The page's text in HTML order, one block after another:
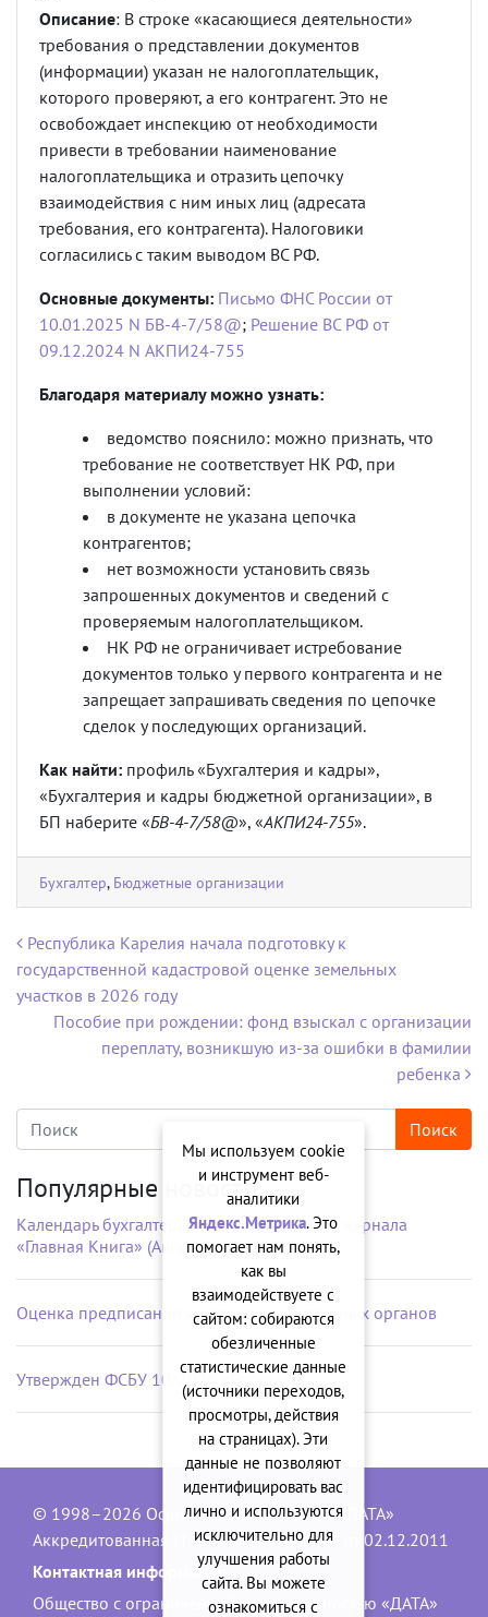
Описание: В строке «касающиеся деятельности»
требования о представлении документов
(информации) указан не налогоплательщик,
которого проверяют, а его контрагент. Это не
освобождает инспекцию от необходимости
привести в требовании наименование
налогоплательщика и отразить цепочку
взаимодействия с ним иных лиц (адресата
требования, его контрагента). Налоговики
согласились с таким выводом ВС РФ.
Основные документы: Письмо ФНС России от
10.01.2025 N БВ-4-7/58@; Решение ВС РФ от
09.12.2024 N АКПИ24-755
Благодаря материалу можно узнать:
ведомство пояснило: можно признать, что
требование не соответствует НК РФ, при
выполнении условий:
в документе не указана цепочка
контрагентов;
нет возможности установить связь
запрошенных документов и сведений с
проверяемым налогоплательщиком.
НК РФ не ограничивает истребование
документов только у первого контрагента и не
запрещает запрашивать сведения по цепочке
сделок у последующих организаций.
Как найти: профиль «Бухгалтерия и кадры»,
«Бухгалтерия и кадры бюджетной организации», в
БП наберите «БВ-4-7/58@», «АКПИ24-755».
Бухгалтер, Бюджетные организации
Навигация по записям
Республика Карелия начала подготовку к
государственной кадастровой оценке земельных
участков в 2026 году
Пособие при рождении: фонд взыскал с организации
переплату, возникшую из-за ошибки в фамилии
ребенка
Популярные новости
Календарь бухгалтера на рабочий стол от журнала
«Главная Книга» (Август 2026 г.)
Оценка предписаний контрольно-надзорных органов
Утвержден ФСБУ 10/2026 «Расходы»
© 1998–2026 Официальный сайт ООО «ДАТА»
Аккредитованная IT-компания, № 1840 от 02.12.2011
Контактная информация:
Общество с ограниченной ответственностью «ДАТА»
Мы используем cookie
и инструмент веб-
аналитики
Яндекс.Метрика. Это
помогает нам понять,
как вы
взаимодействуете с
сайтом: собираются
обезличенные
статистические данные
(источники переходов,
просмотры, действия
на страницах). Эти
данные не позволяют
идентифицировать вас
лично и используются
исключительно для
улучшения работы
сайта. Вы можете
ознакомиться с